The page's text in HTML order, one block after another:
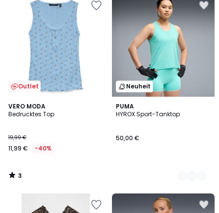
Outlet
VERO MODA
Bedrucktes Top
19,99 €
11,99 € -40%
3
/
3
/
Neuheit
PUMA
HYROX Sport-Tanktop
50,00 €
2
Farben